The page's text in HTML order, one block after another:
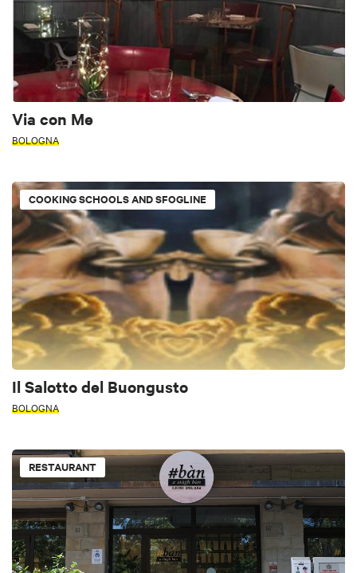
Via con Me
BOLOGNA
COOKING SCHOOLS AND SFOGLINE
Il Salotto del Buongusto
BOLOGNA
RESTAURANT